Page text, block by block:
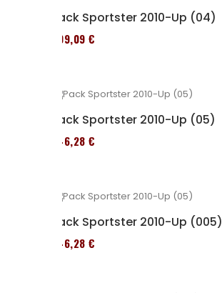
Pack Sportster 2010-Up (04)
409,09 €
Pack Sportster 2010-Up (05)
246,28 €
Pack Sportster 2010-Up (005)
246,28 €